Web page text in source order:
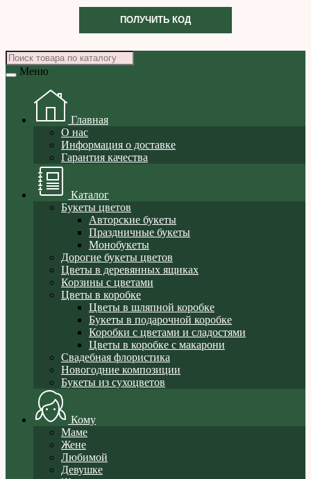
ПОЛУЧИТЬ КОД
Меню
Главная
О нас
Информация о доставке
Гарантия качества
Каталог
Букеты цветов
Авторские букеты
Праздничные букеты
Монобукеты
Дорогие букеты цветов
Цветы в деревянных ящиках
Корзины с цветами
Цветы в коробке
Цветы в шляпной коробке
Букеты в подарочной коробке
Коробки с цветами и сладостями
Цветы в коробке с макарони
Свадебная флористика
Новогодние композиции
Букеты из сухоцветов
Кому
Маме
Жене
Любимой
Девушке